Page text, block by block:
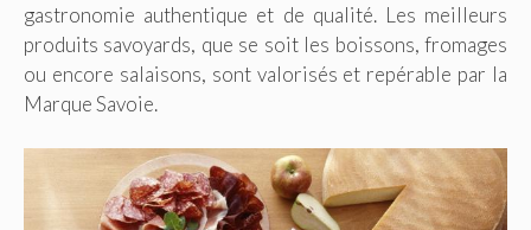
gastronomie authentique et de qualité. Les meilleurs
produits savoyards, que se soit les boissons, fromages
ou encore salaisons, sont valorisés et repérable par la
Marque Savoie.